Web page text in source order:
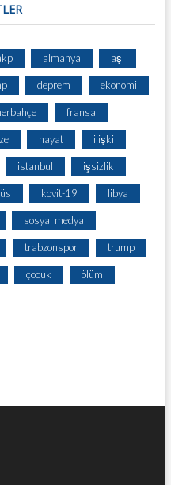
almanya aşı
deprem ekonomi
fransa
hayat ilişki
istanbul işsizlik
kovit-19 libya
sosyal medya
trabzonspor trump
çocuk ölüm